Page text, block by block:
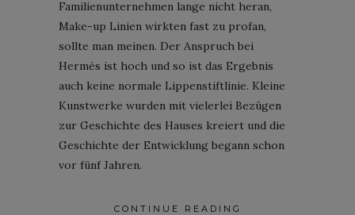
Familienunternehmen lange nicht heran,
Make-up Linien wirkten fast zu profan,
sollte man meinen. Der Anspruch bei
Hermès ist hoch und so ist das Ergebnis
auch keine normale Lippenstiftlinie. Kleine
Kunstwerke wurden mit vielerlei Bezügen
zur Geschichte des Hauses kreiert und die
Geschichte der Entwicklung begann schon
vor fünf Jahren.
CONTINUE READING